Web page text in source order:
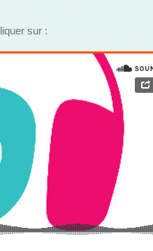
sur :